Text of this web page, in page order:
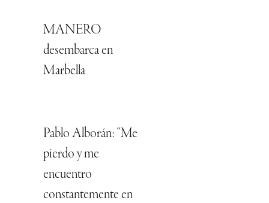
MANERO
desembarca en
Marbella
Pablo Alborán: “Me
pierdo y me
encuentro
constantemente en